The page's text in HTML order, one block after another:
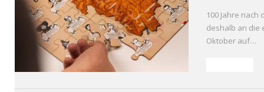
100 Jahre
deshalb an die
Oktober auf…